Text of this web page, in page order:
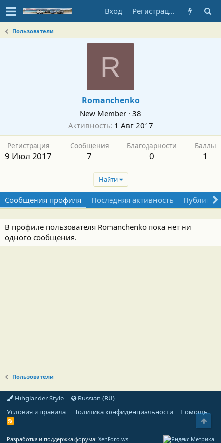
Вход Регистрация
Пользователи
R
Romanchenko
New Member · 38
Активность 1 Авг 2017
Регистрация
9 Июл 2017
Сообщения
7
Благодарности
0
Баллы
1
Найти
Сообщения профиля Последняя активность
В профиле пользователя Romanchenko пока нет ни
одного сообщения.
Пользователи
Hihglander Style
Russian (RU)
Условия и правила
Политика конфиденциальности Помощь
R
Разработка и поддержка форума: XenForo.ws